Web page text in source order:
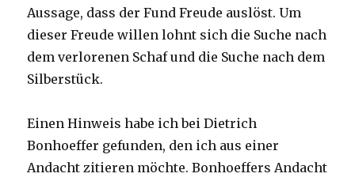
Aussage, dass der Fund Freude auslöst. Um
dieser Freude willen lohnt sich die Suche nach
dem verlorenen Schaf und die Suche nach dem
Silberstück.
Einen Hinweis habe ich bei Dietrich
Bonhoeffer gefunden, den ich aus einer
Andacht zitieren möchte. Bonhoeffers Andacht